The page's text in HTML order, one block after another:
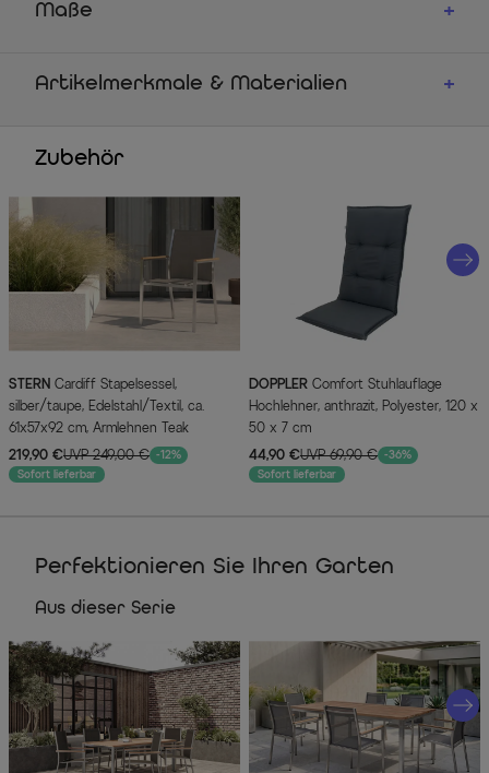
Maße
Artikelmerkmale & Materialien
Zubehör
STERN
silber/taupe, Edelstahl/Textil, ca.
61x57x92 cm, Armlehnen Teak
219,90 €UVP 249,00 € -12%
Sofort lieferbar
DOPPLER
Hochlehner, anthrazit, Polyester, 120 x
50 x 7 cm
44,90 €UVP 69,90 € -36%
Sofort lieferbar
Perfektionieren Sie Ihren Garten
Aus dieser Serie